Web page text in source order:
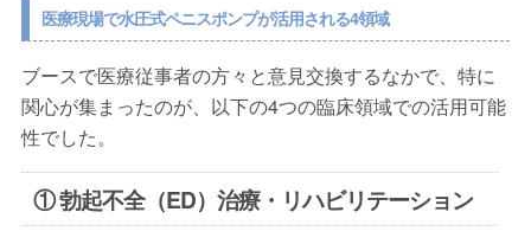
医療現場で水圧式ペニスポンプが活用される4領域
ブースで医療従事者の方々と意見交換するなかで、特に
関心が集まったのが、以下の4つの臨床領域での活用可能
性でした。
① 勃起不全（ED）治療・リハビリテーション